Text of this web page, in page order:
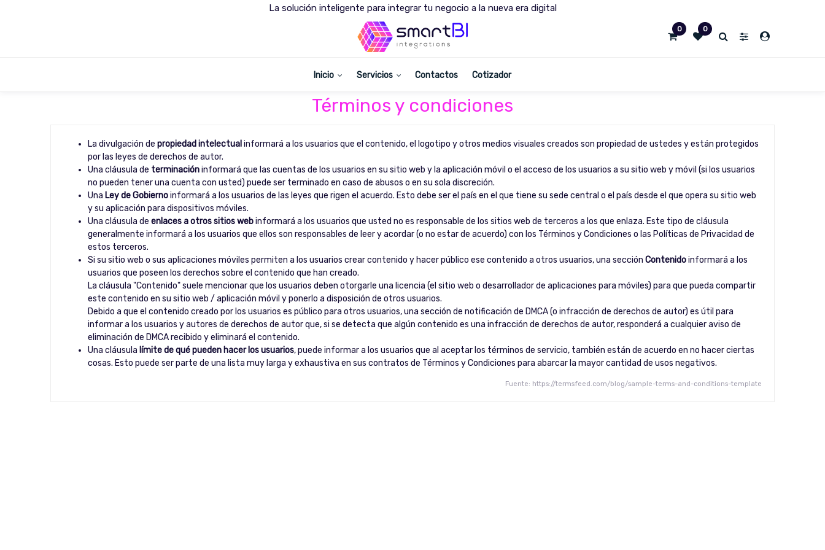
La solución inteligente para integrar tu negocio a la nueva era digital
0 0
Inicio Servicios Contactos Cotizador
Términos y condiciones
La divulgación depropiedad intelectualinformará a los usuarios que el contenido, el logotipo y otros medios visuales creados son propiedad de ustedes y están protegidos
por las leyes de derechos de autor.
Una cláusula de terminacióninformará que las cuentas de los usuarios en su sitio web y la aplicación móvil o el acceso de los usuarios a su sitio web y móvil (si los usuarios
no pueden tener una cuenta con usted) puede ser terminado en caso de abusos o en su sola discreción.
Una Ley de Gobiernoinformará a los usuarios de las leyes que rigen el acuerdo. Esto debe ser el país en el que tiene su sede central o el país desde el que opera su sitio web
y su aplicación para dispositivos móviles.
Una cláusula deenlaces a otros sitios webinformará a los usuarios que usted no es responsable de los sitios web de terceros a los que enlaza. Este tipo de cláusula
generalmente informará a los usuarios que ellos son responsables de leer y acordar (o no estar de acuerdo) con los Términos y Condiciones o las Políticas de Privacidad de
estos terceros.
Si su sitio web o sus aplicaciones móviles permiten a los usuarios crear contenido y hacer público ese contenido a otros usuarios, una secciónContenidoinformará a los
usuarios que poseen los derechos sobre el contenido que han creado.
La cláusula "Contenido" suele mencionar que los usuarios deben otorgarle una licencia (el sitio web o desarrollador de aplicaciones para móviles) para que pueda compartir
este contenido en su sitio web / aplicación móvil y ponerlo a disposición de otros usuarios.
Debido a que el contenido creado por los usuarios es público para otros usuarios, una sección de notificación de DMCA (o infracción de derechos de autor) es útil para
informar a los usuarios y autores de derechos de autor que, si se detecta que algún contenido es una infracción de derechos de autor, responderá a cualquier aviso de
eliminación de DMCA recibido y eliminará el contenido.
Una cláusula límite de qué pueden hacer los usuarios, puede informar a los usuarios que al aceptar los términos de servicio, también están de acuerdo en no hacer ciertas
cosas. Esto puede ser parte de una lista muy larga y exhaustiva en sus contratos de Términos y Condiciones para abarcar la mayor cantidad de usos negativos.
Fuente: https://termsfeed.com/blog/sample-terms-and-conditions-template